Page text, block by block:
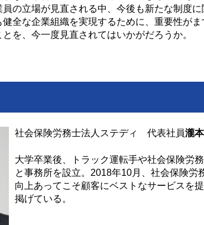
の立場が見直される中、今後も新たな制度
全な企業組織を実現するために、重要性が
を、今一度見直されてはいかがだろうか。
社会保険労務士法人ステディ 代表社員瀧
大学卒業後、トラック運転手や社会保険労
と事務所を設立。2018年10月、社会保険
向上あってこそ顧客にベストなサービスを
掲げている。